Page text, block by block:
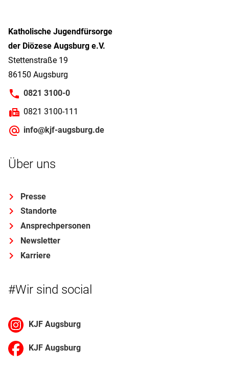
Katholische Jugendfürsorge
der Diözese Augsburg e.V.
Stettenstraße 19
86150 Augsburg
0821 3100-0
0821 3100-111
info@kjf-augsburg.de
Über uns
Presse
Standorte
Ansprechpersonen
Newsletter
Karriere
#Wir sind social
KJF Augsburg
KJF Augsburg